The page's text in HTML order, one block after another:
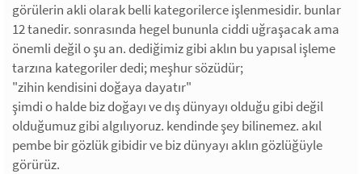
görülerin akli olarak belli kategorilerce işlenmesidir. bunlar
12 tanedir. sonrasında hegel bununla ciddi uğraşacak ama
önemli değil o şu an. dediğimiz gibi aklın bu yapısal işleme
tarzına kategoriler dedi; meşhur sözüdür;
"zihin kendisini doğaya dayatır"
şimdi o halde biz doğayı ve dış dünyayı olduğu gibi değil
olduğumuz gibi algılıyoruz. kendinde şey bilinemez. akıl
pembe bir gözlük gibidir ve biz dünyayı aklın gözlüğüyle
görürüz.